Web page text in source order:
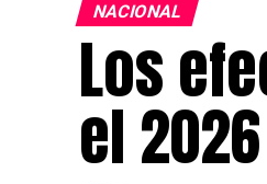
NACIONAL
Los
el 2026